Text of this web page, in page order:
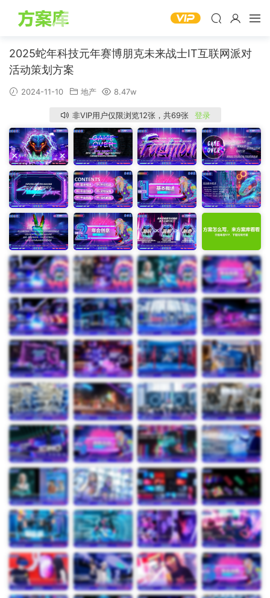
2025蛇年科技元年赛博朋克未来战士IT互联网派对
活动策划方案
2024-11-10 地产 8.47w
非VIP用户仅限浏览12张，共69张 登录